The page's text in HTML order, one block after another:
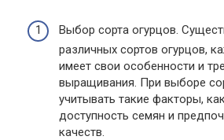
Выбор сорта огурцов.
различных сортов огурцов,
имеет свои особенности и
выращивания. При выборе
учитывать такие факторы,
доступность семян и
качеств.